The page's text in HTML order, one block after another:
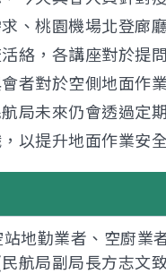
、桃園機場北登廊
絡，各講座對於提
者對於空側地面作
局未來仍會透過定
以提升地面作業安
地勤業者、空廚業
航局副局長方志文